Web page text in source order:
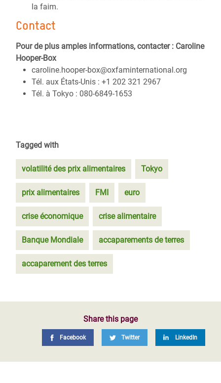
la faim.
Contact
Pour de plus amples informations, contacter : Caroline
Hooper-Box
caroline.hooper-box@oxfaminternational.org
Tél. aux États-Unis : +1 202 321 2967
Tél. à Tokyo : 080-6849-1653
Tagged with
volatilité des prix alimentaires Tokyo
prix alimentaires FMI euro
crise économique crise alimentaire
Banque Mondiale accaparements de terres
accaparement des terres
Share this page
Facebook Twitter LinkedIn